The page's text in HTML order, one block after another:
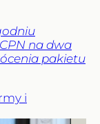
na dwa
pakietu
i